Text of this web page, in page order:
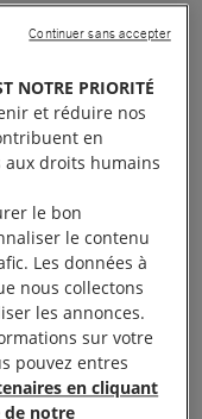
de la
saoudite, a
cesserait
BL-755
déclaration vient
ce type
décembre
avait
à sous-
NOTRE PRIORITÉ
et réduire nos
en
droits humains
le bon
le contenu
Les données à
nous collectons
les annonces.
sur votre
pouvez entres
en cliquant
notre
Continuer sans accepter